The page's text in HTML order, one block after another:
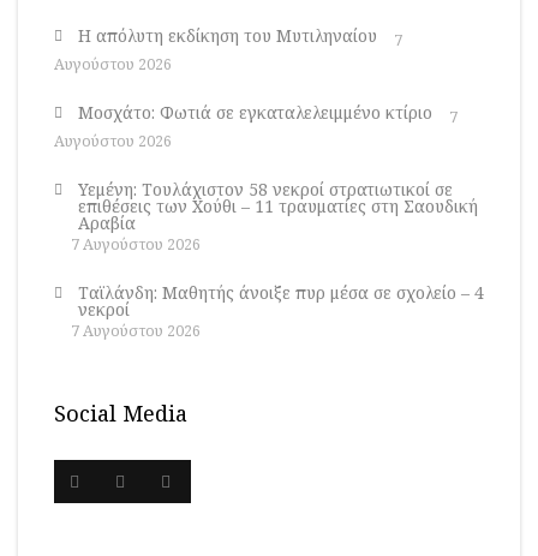
Η απόλυτη εκδίκηση του Μυτιληναίου
7
Αυγούστου 2026
Μοσχάτο: Φωτιά σε εγκαταλελειμμένο κτίριο
7
Αυγούστου 2026
Υεμένη: Τουλάχιστον 58 νεκροί στρατιωτικοί σε
επιθέσεις των Χούθι – 11 τραυματίες στη Σαουδική
Αραβία
7 Αυγούστου 2026
Ταϊλάνδη: Μαθητής άνοιξε πυρ μέσα σε σχολείο – 4
νεκροί
7 Αυγούστου 2026
Social Media